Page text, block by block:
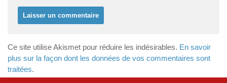
Ce site utilise Akismet pour réduire les indésirables. En savoir
plus sur la façon dont les données de vos commentaires sont
traitées.